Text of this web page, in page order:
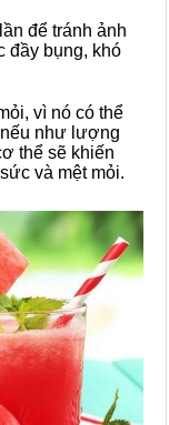
để tránh ảnh
đầy bụng, khó
vì nó có thể
như lượng
thể sẽ khiến
và mệt mỏi.